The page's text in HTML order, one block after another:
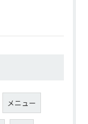
メニュー